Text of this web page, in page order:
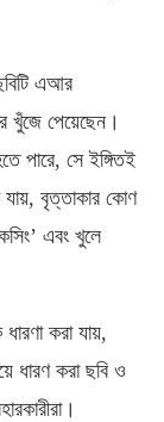
এআর
খুঁজে পেয়েছেন।
পারে, সে ইঙ্গিতই
যায়, বৃত্তাকার কোণ
এবং খুলে
করা যায়,
ধারণ করা ছবি ও